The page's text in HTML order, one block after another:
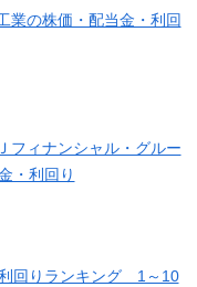
業の株価・配当金・利回
フィナンシャル・グルー
・利回り
回りランキング 1～10